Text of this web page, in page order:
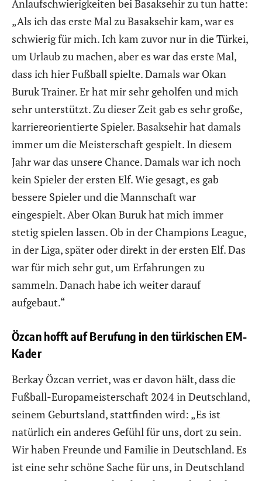
Anlaufschwierigkeiten bei Basaksehir zu tun hatte:
„Als ich das erste Mal zu Basaksehir kam, war es
schwierig für mich. Ich kam zuvor nur in die Türkei,
um Urlaub zu machen, aber es war das erste Mal,
dass ich hier Fußball spielte. Damals war Okan
Buruk Trainer. Er hat mir sehr geholfen und mich
sehr unterstützt. Zu dieser Zeit gab es sehr große,
karriereorientierte Spieler. Basaksehir hat damals
immer um die Meisterschaft gespielt. In diesem
Jahr war das unsere Chance. Damals war ich noch
kein Spieler der ersten Elf. Wie gesagt, es gab
bessere Spieler und die Mannschaft war
eingespielt. Aber Okan Buruk hat mich immer
stetig spielen lassen. Ob in der Champions League,
in der Liga, später oder direkt in der ersten Elf. Das
war für mich sehr gut, um Erfahrungen zu
sammeln. Danach habe ich weiter darauf
aufgebaut.“
Özcan hofft auf Berufung in den türkischen EM-
Kader
Berkay Özcan verriet, was er davon hält, dass die
Fußball-Europameisterschaft 2024 in Deutschland,
seinem Geburtsland, stattfinden wird: „Es ist
natürlich ein anderes Gefühl für uns, dort zu sein.
Wir haben Freunde und Familie in Deutschland. Es
ist eine sehr schöne Sache für uns, in Deutschland